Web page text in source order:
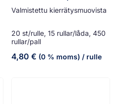
Valmistettu kierrätysmuovista
20 st/rulle, 15 rullar/låda, 450
rullar/pall
4,80 € (0 % moms) / rulle